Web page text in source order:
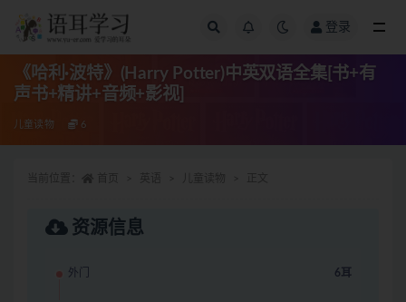
登录
《哈利·波特》(Harry Potter)中英双语全集[书+有
声书+精讲+音频+影视]
儿童读物 6
资源信息
外门 6耳